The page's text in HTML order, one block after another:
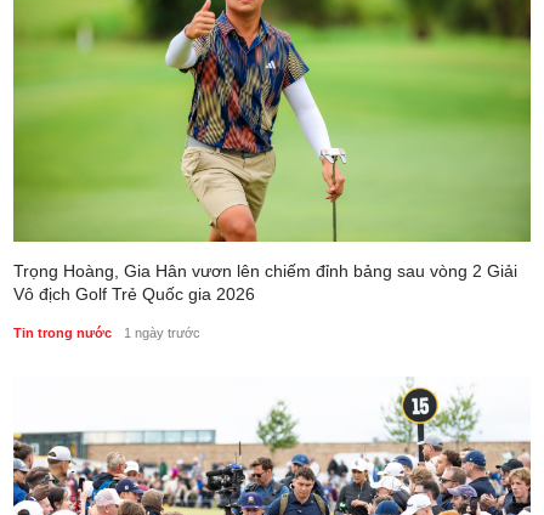
Trọng Hoàng, Gia Hân vươn lên chiếm đỉnh bảng sau vòng 2 Giải
Vô địch Golf Trẻ Quốc gia 2026
Tin trong nước 1 ngày trước